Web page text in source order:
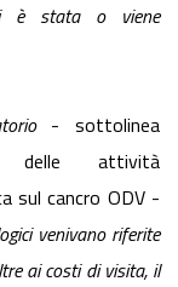
è stata o viene
- sottolinea
delle attività
sul cancro ODV -
venivano riferite
ai costi di visita, il